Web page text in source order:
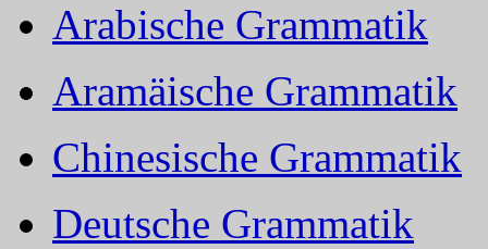
Arabische Grammatik
Aramäische Grammatik
Chinesische Grammatik
Deutsche Grammatik